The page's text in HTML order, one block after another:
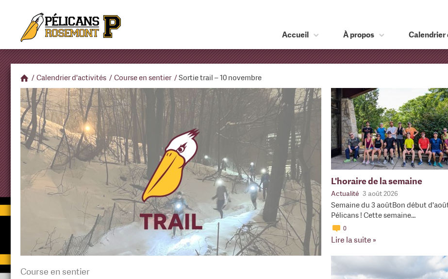
Accueil À propos
/ Calendrier d'activités / Course en sentier /Sortie trail – 10 novembre
L'horaire de la semaine
Actualité 3 août 2026
Semaine du 3 aoûtBon début
Pélicans ! Cette semaine…
0
Lire la suite »
Course en sentier